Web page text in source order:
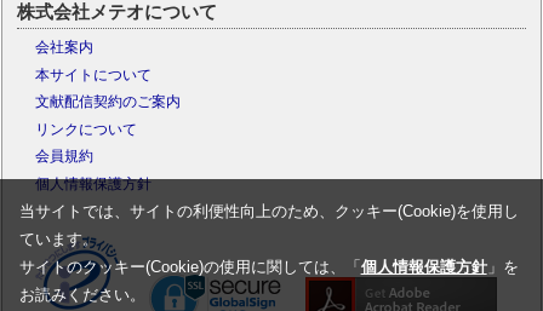
株式会社メテオについて
会社案内
本サイトについて
文献配信契約のご案内
リンクについて
会員規約
個人情報保護方針
当サイトでは、サイトの利便性向上のため、クッキー(Cookie)を使用し
ています。
サイトのクッキー(Cookie)の使用に関しては、「 個人情報保護方針」を
お読みください。